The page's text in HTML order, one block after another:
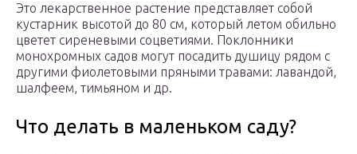
Это лекарственное растение представляет собой
кустарник высотой до 80 см, который летом обильно
цветет сиреневыми соцветиями. Поклонники
монохромных садов могут посадить душицу рядом с
другими фиолетовыми пряными травами: лавандой,
шалфеем, тимьяном и др.
Что делать в маленьком саду?